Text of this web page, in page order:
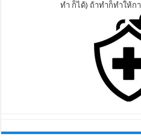
ทำ ก็ได้) ถ้าทำก็ทำให้ก